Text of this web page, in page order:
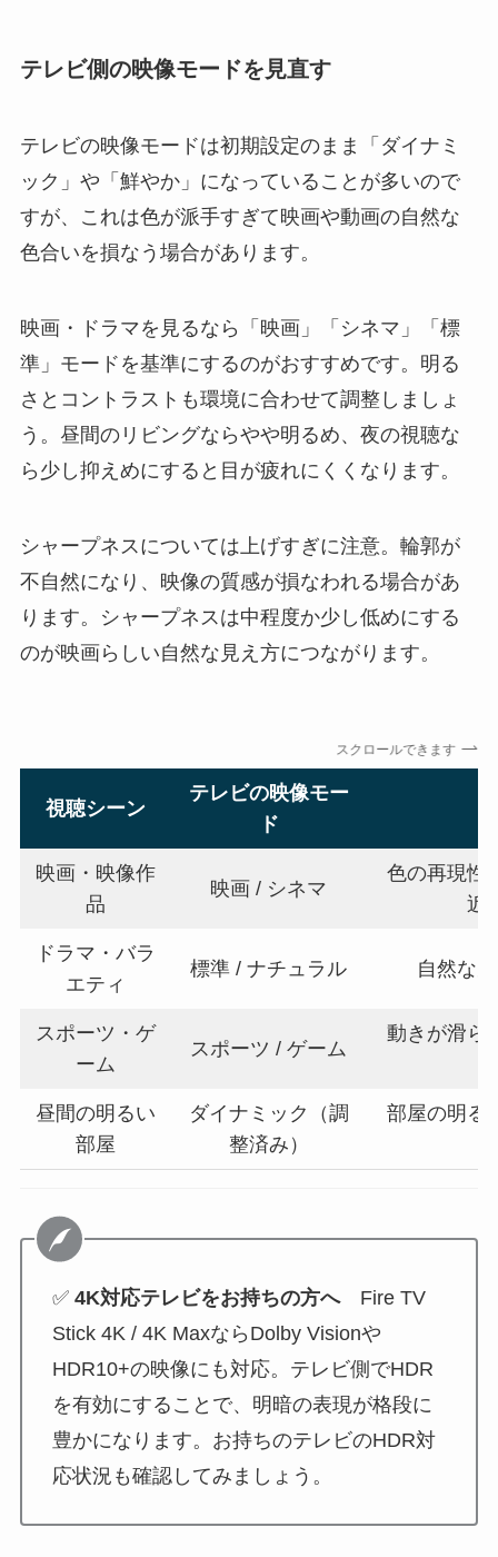
テレビ側の映像モードを見直す
テレビの映像モードは初期設定のまま「ダイナミ
ック」や「鮮やか」になっていることが多いので
すが、これは色が派手すぎて映画や動画の自然な
色合いを損なう場合があります。
映画・ドラマを見るなら「映画」「シネマ」「標
準」モードを基準にするのがおすすめです。明る
さとコントラストも環境に合わせて調整しましょ
う。昼間のリビングならやや明るめ、夜の視聴な
ら少し抑えめにすると目が疲れにくくなります。
シャープネスについては上げすぎに注意。輪郭が
不自然になり、映像の質感が損なわれる場合があ
ります。シャープネスは中程度か少し低めにする
のが映画らしい自然な見え方につながります。
スクロールできます
視聴シーン
テレビの映像モー
ド
映画・映像作
品
映画 / シネマ
色の再現性
近
ドラマ・バラ
エティ
標準 / ナチュラル 自然な
スポーツ・ゲ
ーム
スポーツ / ゲーム
動きが滑ら
昼間の明るい
部屋
ダイナミック（調
整済み）
部屋の明る
✅ 4K対応テレビをお持ちの方へFire TV
Stick 4K / 4K MaxならDolby Visionや
HDR10+の映像にも対応。テレビ側でHDR
を有効にすることで、明暗の表現が格段に
豊かになります。お持ちのテレビのHDR対
応状況も確認してみましょう。